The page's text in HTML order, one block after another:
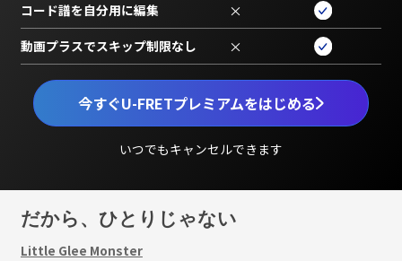
今すぐU-FRETプレミアムをはじめる
いつでもキャンセルできます
コード譜を自分用に編集 ×
動画プラスでスキップ制限なし ×
だから、ひとりじゃない
Little Glee Monster